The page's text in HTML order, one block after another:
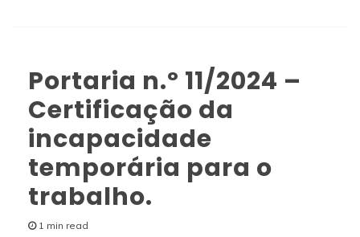
Portaria n.º 11/2024 –
Certificação da
incapacidade
temporária para o
trabalho.
1 min read